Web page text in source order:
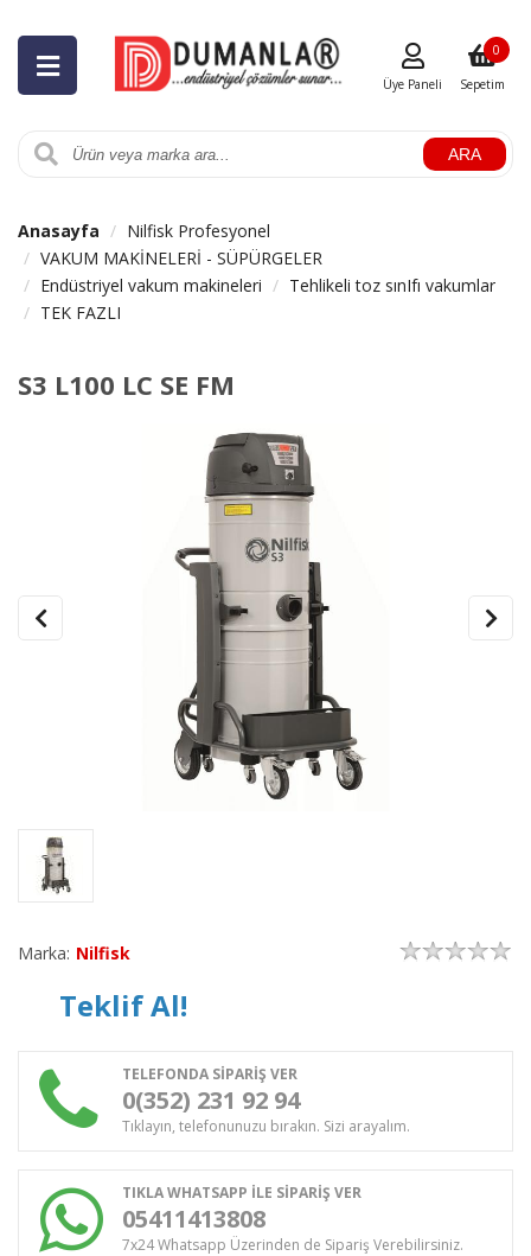
ARA
Üye Paneli Sepetim
0
Anasayfa
Nilfisk Profesyonel
VAKUM MAKİNELERİ - SÜPÜRGELER
Endüstriyel vakum makineleri
Tehlikeli toz sınIfı vakumlar
TEK FAZLI
S3 L100 LC SE FM
Marka: Nilfisk
Teklif Al!
TELEFONDA SİPARİŞ VER
0(352) 231 92 94
Tıklayın, telefonunuzu bırakın. Sizi arayalım.
TIKLA WHATSAPP İLE SİPARİŞ VER
05411413808
7x24 Whatsapp Üzerinden de Sipariş Verebilirsiniz.